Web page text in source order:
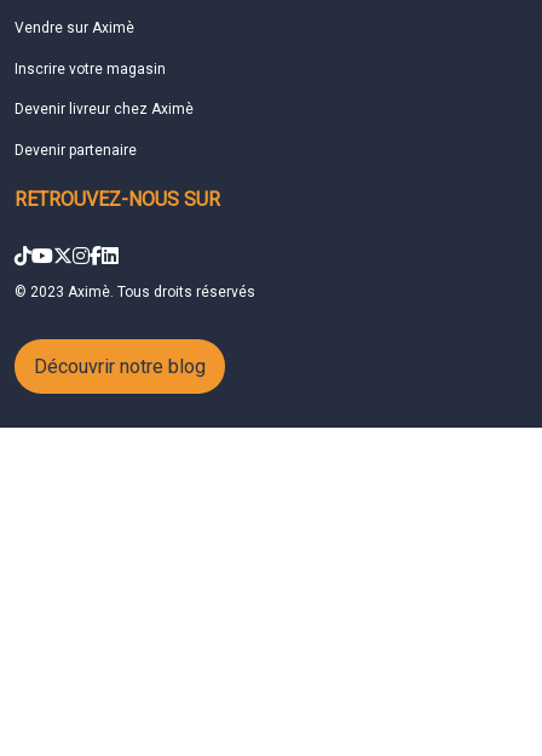
Vendre sur Aximè
Inscrire votre magasin
Devenir livreur chez Aximè
Devenir partenaire
RETROUVEZ-NOUS SUR
© 2023 Aximè. Tous droits réservés
Découvrir notre blog